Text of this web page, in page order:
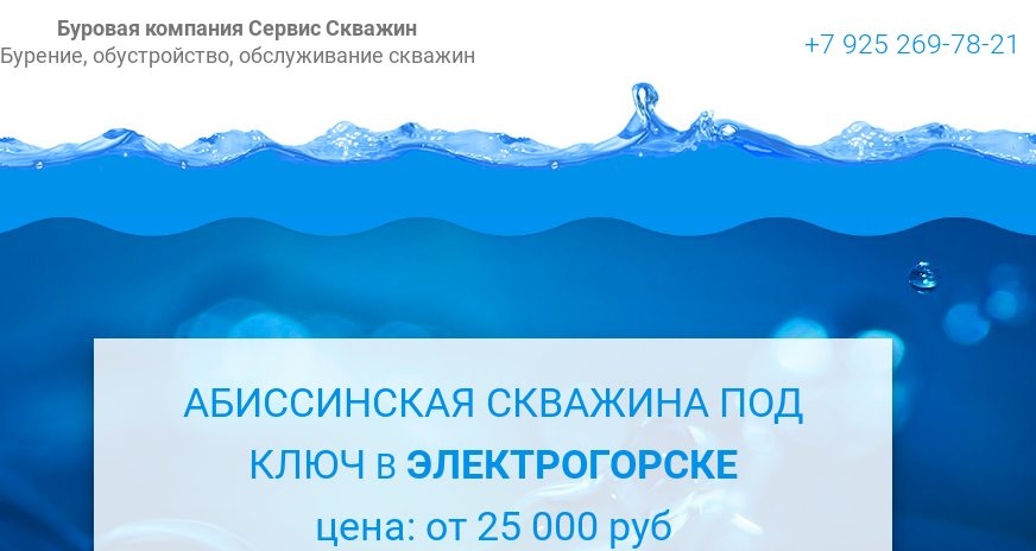
Буровая компания Сервис Скважин
Бурение, обустройство, обслуживание скважин
+7 925 269-78-21
АБИССИНСКАЯ СКВАЖИНА ПОД
КЛЮЧ В ЭЛЕКТРОГОРСКЕ
цена: от 25 000 руб